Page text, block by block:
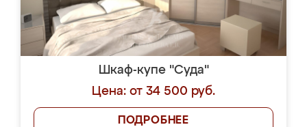
Шкаф-купе "Суда"
Цена: от 34 500 руб.
ПОДРОБНЕЕ